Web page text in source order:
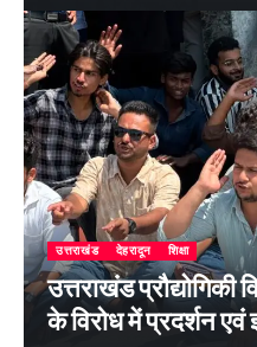
उत्तराखंड देहरादून शिक्षा
उत्तराखंड प्रौद्योगिकी
के विरोध में प्रदर्शन एवं